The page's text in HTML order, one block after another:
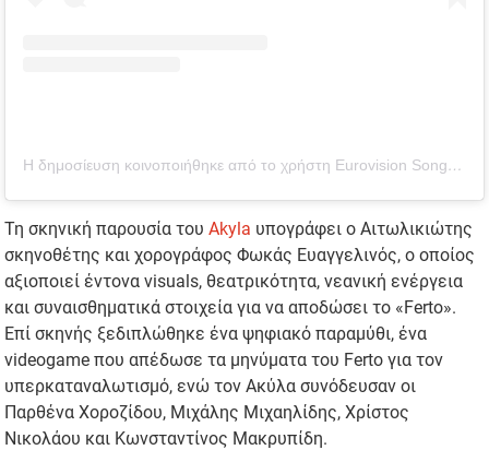
Η δημοσίευση κοινοποιήθηκε από το χρήστη Eurovision Song Contest (@eurovision)
Τη σκηνική παρουσία τουAkyla υπογράφει ο Αιτωλικιώτης
σκηνοθέτης και χορογράφος Φωκάς Ευαγγελινός, ο οποίος
αξιοποιεί έντονα visuals, θεατρικότητα, νεανική ενέργεια
και συναισθηματικά στοιχεία για να αποδώσει το «Ferto».
Επί σκηνής ξεδιπλώθηκε ένα ψηφιακό παραμύθι, ένα
videogame που απέδωσε τα μηνύματα του Ferto για τον
υπερκαταναλωτισμό, ενώ τον Ακύλα συνόδευσαν οι
Παρθένα Χοροζίδου, Μιχάλης Μιχαηλίδης, Χρίστος
Νικολάου και Κωνσταντίνος Μακρυπίδη.